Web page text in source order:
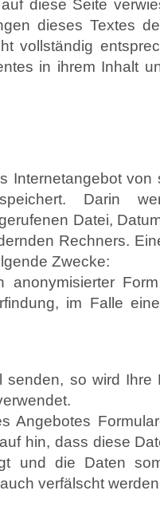
diese Seite
dieses Textes
vollständig
in ihrem Inhalt
Internetangebot von
Darin
Datei,
Rechners.
Zwecke:
anonymisierter
im Falle
so wird Ihre
Angebotes
hin, dass diese
und die Daten
verfälscht